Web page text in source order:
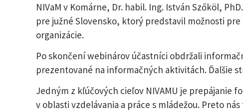
NIVaM v Komárne, Dr. habil. Ing. István Szőköl,
pre južné Slovensko, ktorý predstavil možnosti
organizácie.
Po skončení webinárov účastníci obdržali
prezentované na informačných aktivitách. Ďalšie
Jedným z kľúčových cieľov NIVAMU je prepájanie
v oblasti vzdelávania a práce s mládežou. Preto